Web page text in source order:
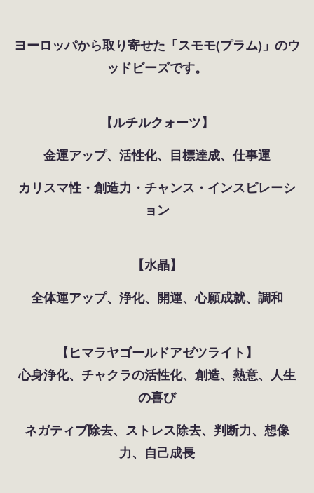
ヨーロッパから取り寄せた「スモモ(プラム)」のウ
ッドビーズです。
【ルチルクォーツ】
金運アップ、活性化、目標達成、仕事運
カリスマ性・創造力・チャンス・インスピレーシ
ョン
【水晶】
全体運アップ、浄化、開運、心願成就、調和
【ヒマラヤゴールドアゼツライト】
心身浄化、チャクラの活性化、創造、熱意、人生
の喜び
ネガティブ除去、ストレス除去、判断力、想像
力、自己成長